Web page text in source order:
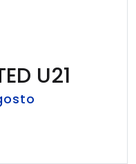
U21